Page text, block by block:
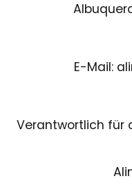
E-Mail:
Verantwortlich für